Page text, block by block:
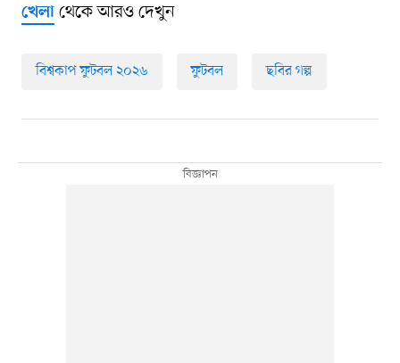
খেলাথেকে আরও দেখুন
বিশ্বকাপ ফুটবল ২০২৬ ফুটবল ছবির গল্প